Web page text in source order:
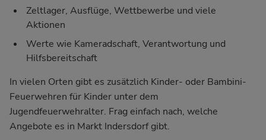
Zeltlager, Ausflüge, Wettbewerbe und viele
Aktionen
Werte wie Kameradschaft, Verantwortung und
Hilfsbereitschaft
In vielen Orten gibt es zusätzlich Kinder- oder Bambini-
Feuerwehren für Kinder unter dem
Jugendfeuerwehralter. Frag einfach nach, welche
Angebote es in Markt Indersdorf gibt.